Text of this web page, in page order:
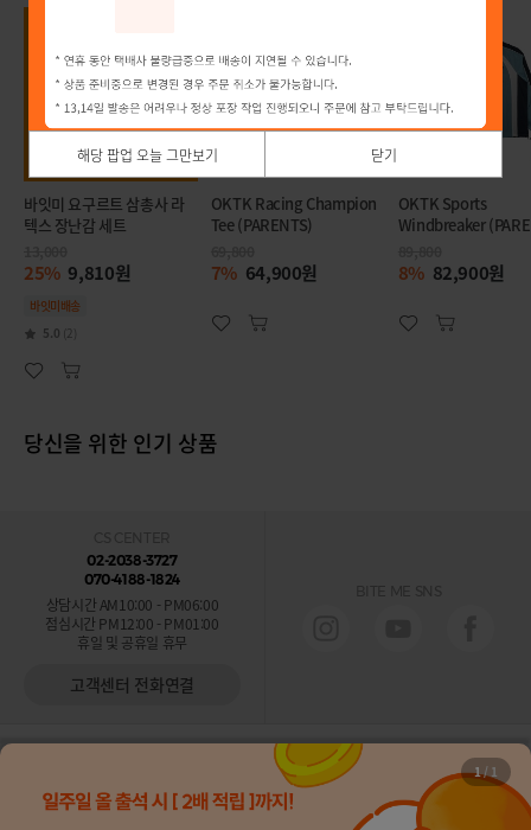
바잇미 요구르트 삼총사 라
텍스 장난감 세트
25% 9,810원
바잇미배송
5.0 (2)
OKTK Racing Champion
Tee (PARENTS)
7% 64,900원
OKTK Sports
Windbreaker
8% 82,900원
당신을 위한 인기 상품
해당 팝업 오늘 그만보기 닫기
1/ 1
02-2038-3727
070-4188-1824
상담시간 AM10:00 - PM06:00
점심시간 PM12:00 - PM01:00
휴일 및 공휴일 휴무
고객센터 전화연결
이용약관 개인정보처리방침